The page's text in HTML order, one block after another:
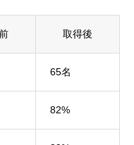
取得後
65名
82%